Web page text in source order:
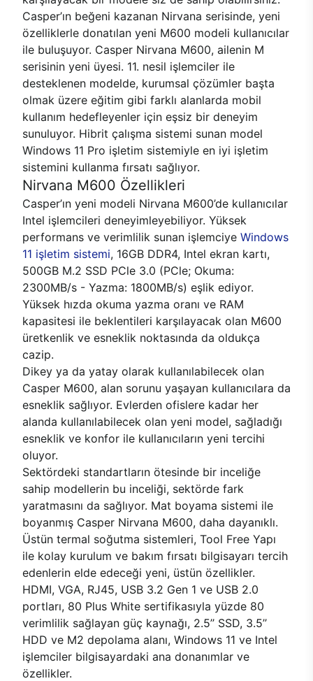
Casper’ın beğeni kazanan Nirvana serisinde, yeni
özelliklerle donatılan yeni M600 modeli kullanıcılar
ile buluşuyor. Casper Nirvana M600, ailenin M
serisinin yeni üyesi. 11. nesil işlemciler ile
desteklenen modelde, kurumsal çözümler başta
olmak üzere eğitim gibi farklı alanlarda mobil
kullanım hedefleyenler için eşsiz bir deneyim
sunuluyor. Hibrit çalışma sistemi sunan model
Windows 11 Pro işletim sistemiyle en iyi işletim
sistemini kullanma fırsatı sağlıyor.
Nirvana M600 Özellikleri
Casper’ın yeni modeli Nirvana M600’de kullanıcılar
Intel işlemcileri deneyimleyebiliyor. Yüksek
performans ve verimlilik sunan işlemciye Windows
11 işletim sistemi, 16GB DDR4, Intel ekran kartı,
500GB M.2 SSD PCle 3.0 (PCle; Okuma:
2300MB/s - Yazma: 1800MB/s) eşlik ediyor.
Yüksek hızda okuma yazma oranı ve RAM
kapasitesi ile beklentileri karşılayacak olan M600
üretkenlik ve esneklik noktasında da oldukça
cazip.
Dikey ya da yatay olarak kullanılabilecek olan
Casper M600, alan sorunu yaşayan kullanıcılara da
esneklik sağlıyor. Evlerden ofislere kadar her
alanda kullanılabilecek olan yeni model, sağladığı
esneklik ve konfor ile kullanıcıların yeni tercihi
oluyor.
Sektördeki standartların ötesinde bir inceliğe
sahip modellerin bu inceliği, sektörde fark
yaratmasını da sağlıyor. Mat boyama sistemi ile
boyanmış Casper Nirvana M600, daha dayanıklı.
Üstün termal soğutma sistemleri, Tool Free Yapı
ile kolay kurulum ve bakım fırsatı bilgisayarı tercih
edenlerin elde edeceği yeni, üstün özellikler.
HDMI, VGA, RJ45, USB 3.2 Gen 1 ve USB 2.0
portları, 80 Plus White sertifikasıyla yüzde 80
verimlilik sağlayan güç kaynağı, 2.5’’ SSD, 3.5’’
HDD ve M2 depolama alanı, Windows 11 ve Intel
işlemciler bilgisayardaki ana donanımlar ve
özellikler.